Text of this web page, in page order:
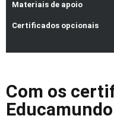
Materiais de apoio
Certificados opcionais
Com os